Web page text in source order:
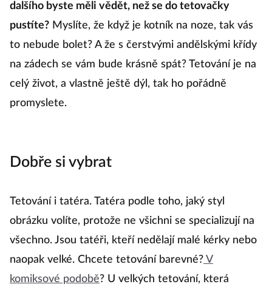
dalšího byste měli vědět, než se do tetovačky
pustíte? Myslíte, že když je kotník na noze, tak vás
to nebude bolet? A že s čerstvými andělskými křídy
na zádech se vám bude krásně spát? Tetování je na
celý život, a vlastně ještě dýl, tak ho pořádně
promyslete.
Dobře si vybrat
Tetování i tatéra. Tatéra podle toho, jaký styl
obrázku volíte, protože ne všichni se specializují na
všechno. Jsou tatéři, kteří nedělají malé kérky nebo
naopak velké. Chcete tetování barevné? V
komiksové podobě? U velkých tetování, která